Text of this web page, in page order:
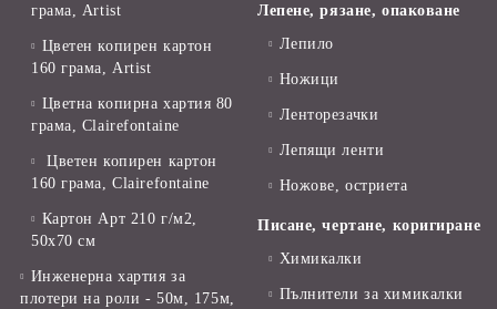
грама, Artist
Цветен копирен картон
160 грама, Artist
Цветна копирна хартия 80
грама, Clairefontaine
Цветен копирен картон
160 грама, Clairefontaine
Картон Арт 210 г/м2,
50х70 см
Инженерна хартия за
плотери на роли - 50м, 175м,
Лепене, рязане, опаковане
Лепило
Ножици
Ленторезачки
Лепящи ленти
Ножове, остриета
Писане, чертане, коригиране
Химикалки
Пълнители за химикалки